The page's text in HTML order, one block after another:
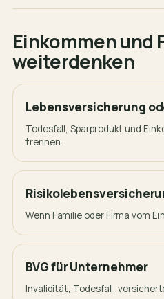
Einkommen und
weiterdenken
Lebensversicherung
Todesfall, Sparprodukt und
trennen.
Wenn Familie oder Firma vom
BVG für Unternehmer
Invalidität, Todesfall,